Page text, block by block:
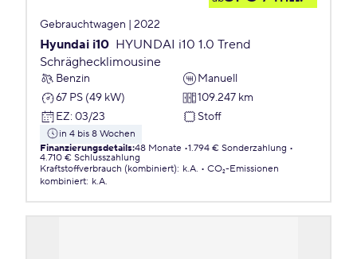
Gebrauchtwagen | 2022
Hyundai i10 HYUNDAI i10 1.0 Trend
Schräghecklimousine
Benzin
Manuell
67 PS (49 kW)
109.247 km
EZ: 03/23 Stoff
in 4 bis 8 Wochen
Finanzierungsdetails:48 Monate 1.794 € Sonderzahlung
4.710 € Schlusszahlung
Kraftstoffverbrauch (kombiniert): k.A.
CO₂-Emissionen
kombiniert: k.A.